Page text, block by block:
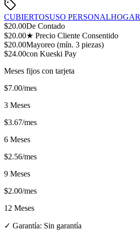
CUBIERTOSUSO PERSONALHOGAR
$20.00De Contado
$20.00★ Precio Cliente Consentido
$20.00Mayoreo (mín. 3 piezas)
$24.00con Kueski Pay
Meses fijos con tarjeta
$7.00/mes
3 Meses
$3.67/mes
6 Meses
$2.56/mes
9 Meses
$2.00/mes
12 Meses
✓ Garantía: Sin garantía